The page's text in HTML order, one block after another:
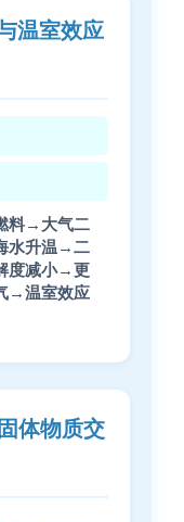
温室效应
料→大气二
水升温→二
度减小→更
→温室效应
体物质交